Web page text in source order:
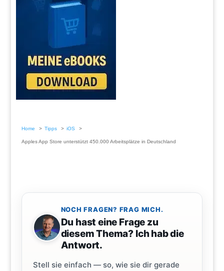
Home Tipps iOS
Apples App Store unterstützt 450.000 Arbeitsplätze in Deutschland
NOCH FRAGEN? FRAG MICH.
Du hast eine Frage zu
diesem Thema? Ich hab die
Antwort.
Stell sie einfach — so, wie sie dir gerade